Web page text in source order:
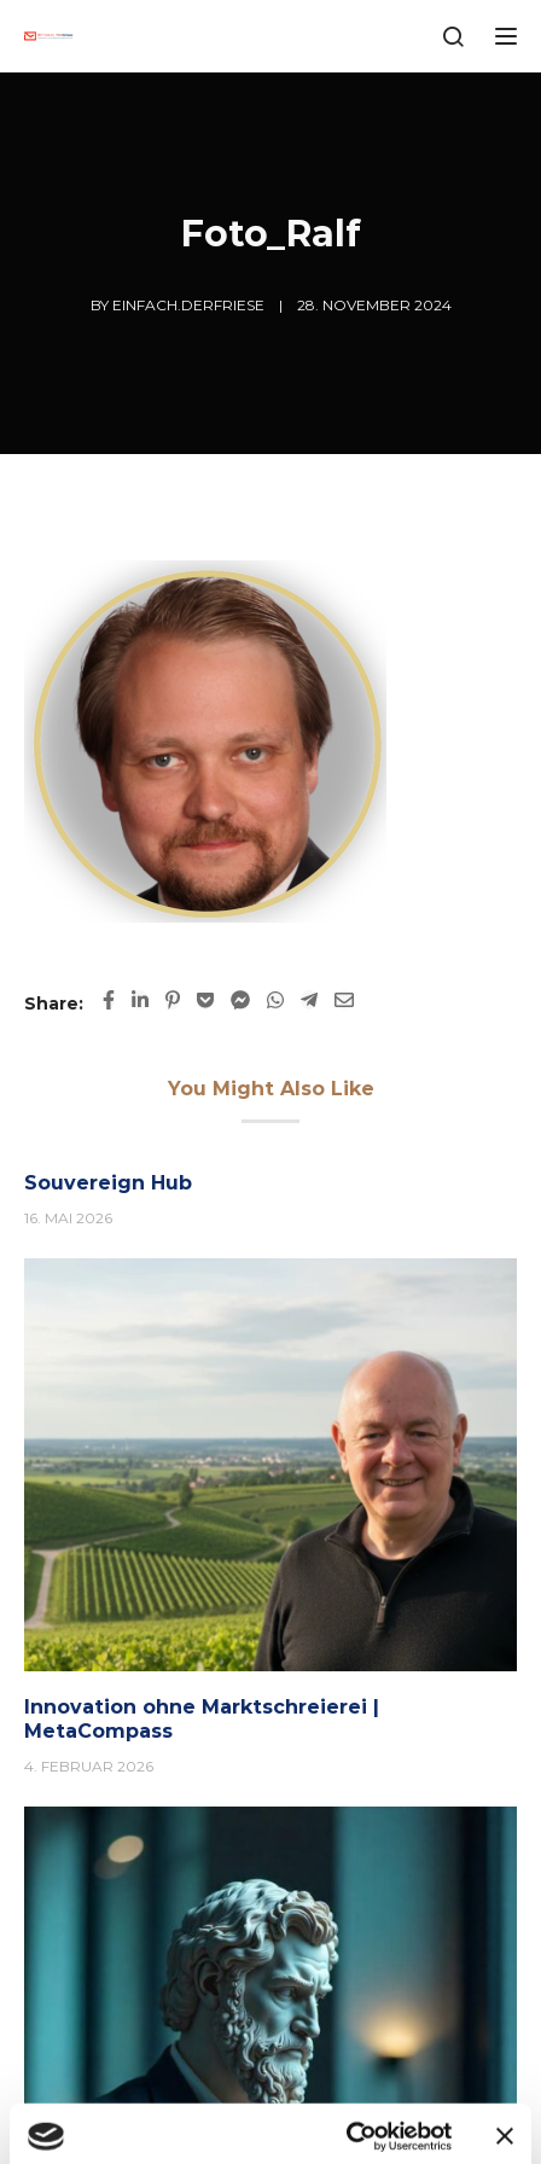
Foto_Ralf
BY EINFACH.DERFRIESE 28. NOVEMBER 2024
Share:
You Might Also Like
Souvereign Hub
16. MAI 2026
Innovation ohne Marktschreierei |
MetaCompass
4. FEBRUAR 2026